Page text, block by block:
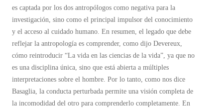
es captada por los dos antropólogos como negativa para la
investigación, sino como el principal impulsor del conocimiento
y el acceso al cuidado humano. En resumen, el legado que debe
reflejar la antropología es comprender, como dijo Devereux,
cómo reintroducir “La vida en las ciencias de la vida”, ya que no
es una disciplina única, sino que está abierta a múltiples
interpretaciones sobre el hombre. Por lo tanto, como nos dice
Basaglia, la conducta perturbada permite una visión completa de
la incomodidad del otro para comprenderlo completamente. En